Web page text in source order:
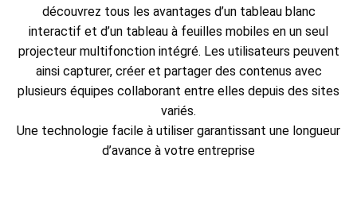
découvrez tous les avantages d’un tableau blanc
interactif et d’un tableau à feuilles mobiles en un seul
projecteur multifonction intégré. Les utilisateurs peuvent
ainsi capturer, créer et partager des contenus avec
plusieurs équipes collaborant entre elles depuis des sites
variés.
Une technologie facile à utiliser garantissant une longueur
d’avance à votre entreprise